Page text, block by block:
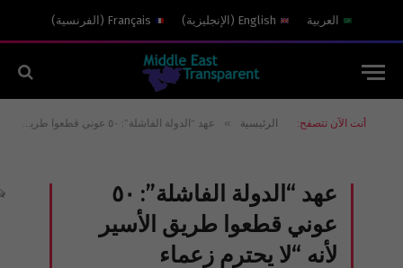
العربية English
( الإنجليزية)
Français
( الفرنسية)
أنت الآن تتصفح: الرئيسية » عهد “الدولة الفاشلة”: ٥٠ عوني قطعوا طريق الأسير لأنه “لا يحترم زعماء المنطقة”!
عهد “الدولة الفاشلة”: ٥٠
عوني قطعوا طريق الأسير
لأنه “لا يحترم زعماء